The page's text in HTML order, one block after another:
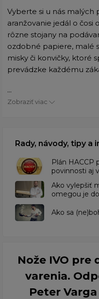
Vyberte si u nás malých
aranžovanie jedál o čosi
rôzne stojany na
ozdobné papiere, malé
misky či konvičky, ktoré
prevádzke každému
...
Zobraziť viac
Rady, návody, tipy a
​Plán HACCP
povinnosti aj
Ako vylepšiť
omegou je
​Ako sa
Nože IVO pre
varenia.
Peter